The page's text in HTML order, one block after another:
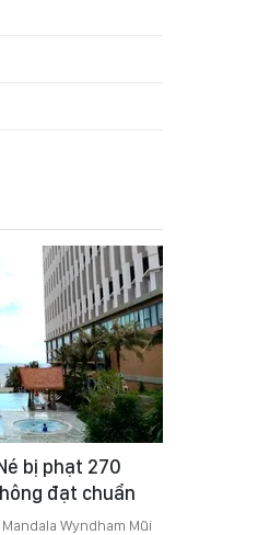
bị phạt 270
đạt chuẩn
Wyndham Mũi